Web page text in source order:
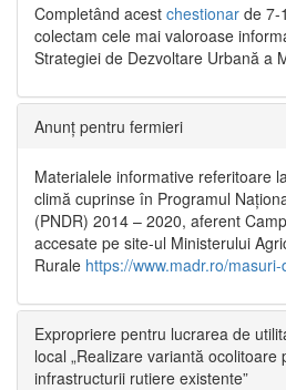
Completând acest chestionar de 7-
colectam cele mai valoroase
Strategiei de Dezvoltare Urbană a
Anunț pentru fermieri
Materialele informative referitoare
climă cuprinse în Programul
(PNDR) 2014 – 2020, aferent
accesate pe site-ul Ministerului
Rurale https://www.madr.ro/
Expropriere pentru lucrarea de
local „Realizare variantă ocolitoare
infrastructurii rutiere existente”